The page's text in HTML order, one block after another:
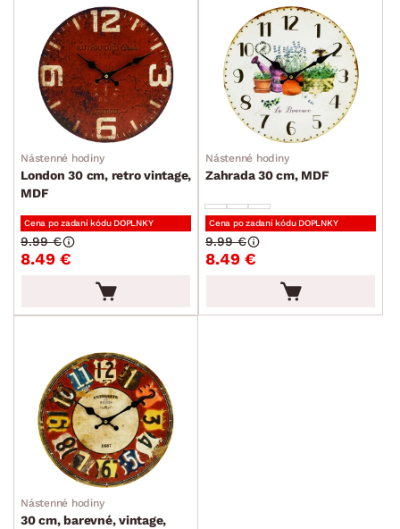
Nástenné hodiny
London 30 cm, retro vintage,
MDF
Cena po zadaní kódu DOPLNKY
8.49 €
9.99 €
Nástenné hodiny
Zahrada 30 cm, MDF
Cena po zadaní kódu DOPLNKY
8.49 €
9.99 €
Nástenné hodiny
30 cm, barevné, vintage,